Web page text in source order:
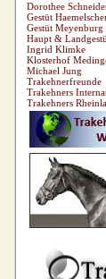
Dorothee
Gestüt
Gestüt Meyenburg
Haupt &
Ingrid Klimke
Klosterhof
Michael Jung
Trakehnerfreunde
Trakehners
Trakehners